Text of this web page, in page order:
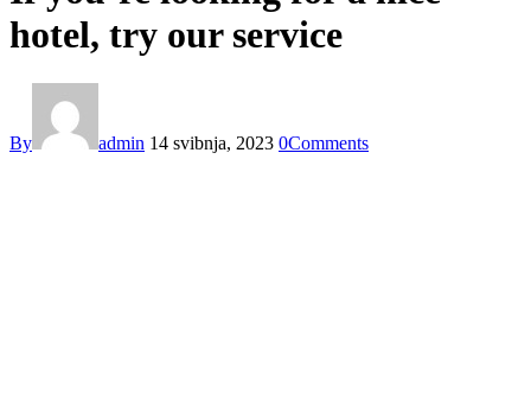
hotel, try our service
By admin 14 svibnja, 2023 0Comments